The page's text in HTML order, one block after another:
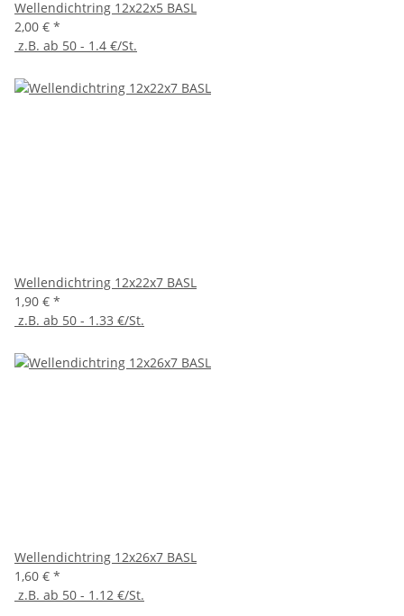
Wellendichtring 12x22x5 BASL
2,00 € *
z.B. ab 50 - 1.4 €/St.
Wellendichtring 12x22x7 BASL
1,90 € *
z.B. ab 50 - 1.33 €/St.
Wellendichtring 12x26x7 BASL
1,60 € *
z.B. ab 50 - 1.12 €/St.